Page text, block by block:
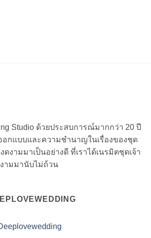
Studio ด้วยประสบการณ์มากกว่า 20 ปี
อกแบบและความชำนาญในเรื่องของชุด
ดงามมาเป็นอย่างดี ที่เราได้เนรมิตชุดเจ้า
ามมานับไม่ถ้วน